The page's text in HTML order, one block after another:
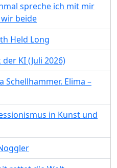
spreche ich mit mir
beide
Held Long
KI (Juli 2026)
Schellhammer. Elima –
in Kunst und